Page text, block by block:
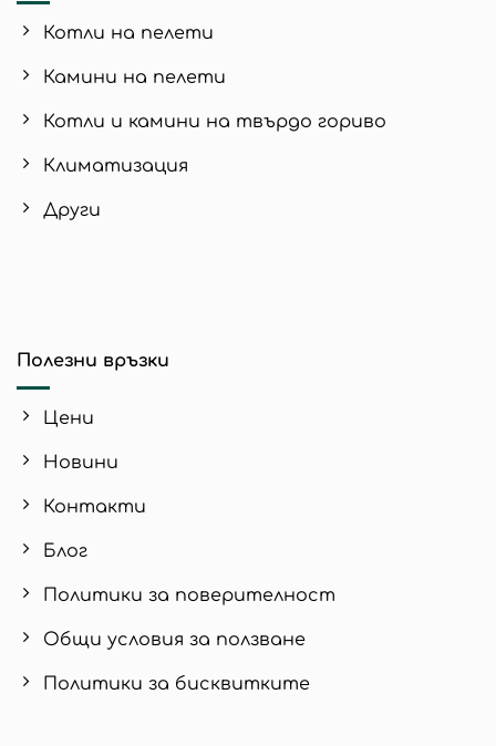
Котли на пелети
Камини на пелети
Котли и камини на твърдо гориво
Климатизация
Други
Полезни връзки
Цени
Новини
Контакти
Блог
Политики за поверителност
Общи условия за ползване
Политики за бисквитките